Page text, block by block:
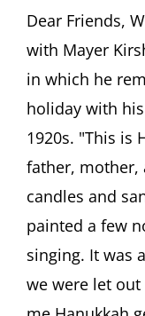
Dear Friends,
with Mayer
in which he
holiday with
1920s. "This is
father, mother,
candles and
painted a few
singing. It was
we were let out